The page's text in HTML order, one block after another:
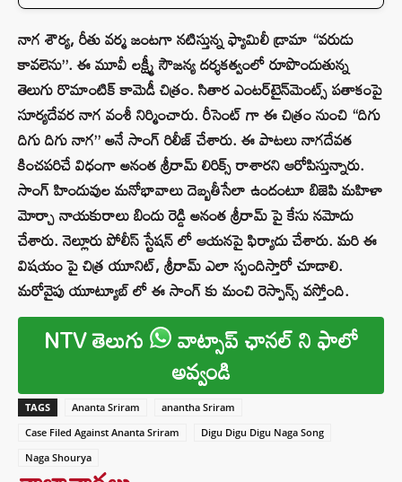
నాగ శౌర్య, రీతు వర్మ జంటగా నటిస్తున్న ఫ్యామిలీ డ్రామా “వరుడు
కావలెను”. ఈ మూవీ లక్ష్మీ సౌజన్య దర్శకత్వంలో రూపొందుతున్న
తెలుగు రొమాంటిక్ కామెడీ చిత్రం. సితార ఎంటర్‌టైన్‌మెంట్స్ పతాకంపై
సూర్యదేవర నాగ వంశీ నిర్మించారు. రీసెంట్ గా ఈ చిత్రం నుంచి “దిగు
దిగు దిగు నాగ” అనే సాంగ్ రిలీజ్ చేశారు. ఈ పాటలు నాగదేవత
కించపరిచే విధంగా అనంత శ్రీరామ్ లిరిక్స్ రాశారని ఆరోపిస్తున్నారు.
సాంగ్ హిందువుల మనోభావాలు దెబ్బతీసేలా ఉందంటూ బిజెపి మహిళా
మోర్చా నాయకురాలు బిందు రెడ్డి అనంత శ్రీరామ్ పై కేసు నమోదు
చేశారు. నెల్లూరు పోలీస్ స్టేషన్ లో ఆయనపై ఫిర్యాదు చేశారు. మరి ఈ
విషయం పై చిత్ర యూనిట్, శ్రీరామ్ ఎలా స్పందిస్తారో చూడాలి.
మరోవైపు యూట్యూబ్ లో ఈ సాంగ్ కు మంచి రెస్పాన్స్ వస్తోంది.
NTV తెలుగు వాట్సాప్ ఛానల్ ని ఫాలో
అవ్వండి
TAGS Ananta Sriram
anantha Sriram
Case Filed Against Ananta Sriram
Digu Digu Digu Naga Song
Naga Shourya